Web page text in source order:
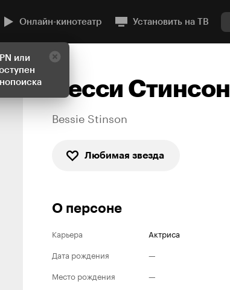
или
Онлайн-кинотеатр Установить на ТВ
Бесси Стинсон
Bessie Stinson
Любимая звезда
О персоне
Карьера
Актриса
Дата рождения
—
Место рождения
—